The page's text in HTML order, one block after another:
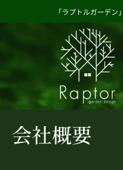
ン
へ
ス
「ラプトルガーデ
会社概要